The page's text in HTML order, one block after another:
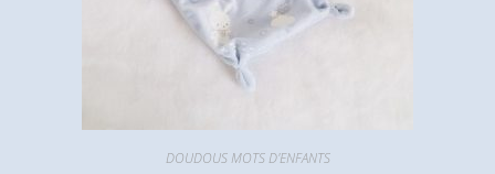
DOUDOUS MOTS D'ENFANTS